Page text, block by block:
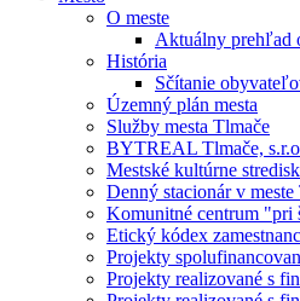
O meste
Aktuálny prehľad
História
Sčítanie
Územný plán mesta
Služby mesta Tlmače
BYTREAL Tlmače,
Mestské kultúrne
Denný stacionár v meste
Komunitné centrum "pri
Etický kódex
Projekty
Projekty realizované s